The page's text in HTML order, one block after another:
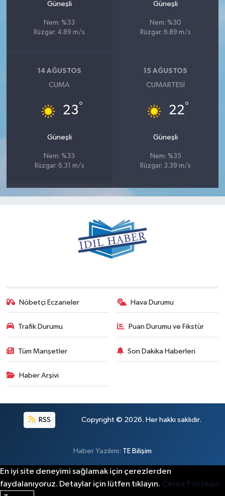
Güneşli
Nem: %33
Rüzgar: 4.89 m/s
Güneşli
Nem: %30
Rüzgar: 6.89 m/s
14 AĞUSTOS
CUMA
23°
Güneşli
Nem: %33
Rüzgar: 6.31 m/s
15 AĞUSTOS
CUMARTESI
22°
Güneşli
Nem: %35
Rüzgar: 3.39 m/s
Nöbetçi Eczaneler Hava Durumu
Trafik Durumu Puan Durumu ve Fikstür
Tüm Manşetler Son Dakika Haberleri
Haber Arşivi
RSS Copyright © 2026. Her hakkı saklıdır.
Haber Yazılımı: TE Bilişim
En iyi site deneyimi sağlamak için çerezlerden
faydalanıyoruz. Detaylar için lütfen tıklayın. Çerez Politikası